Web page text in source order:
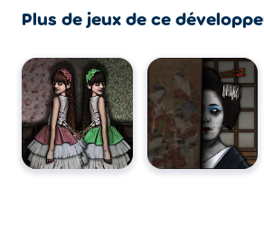
Plus de jeux de ce